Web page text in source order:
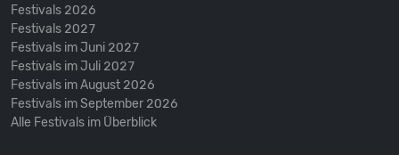
Festivals 2026
Festivals 2027
Festivals im Juni 2027
Festivals im Juli 2027
Festivals im August 2026
Festivals im September 2026
Alle Festivals im Überblick